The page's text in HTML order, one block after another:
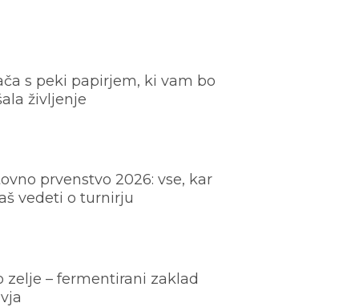
s peki papirjem, ki vam bo
življenje
prvenstvo 2026: vse, kar
vedeti o turnirju
zelje – fermentirani zaklad